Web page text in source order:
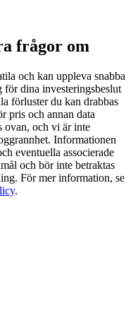
frågor om
och kan uppleva snabba
för dina investeringsbeslut
förluster du kan drabbas
pris och annan data
ovan, och vi är inte
Informationen
eventuella associerade
och bör inte betraktas
För mer information, se
.